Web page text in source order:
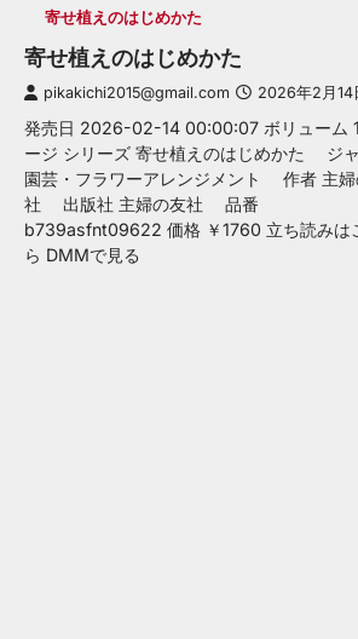
寄せ植えのはじめかた
寄せ植えのはじめかた
pikakichi2015@gmail.com 2026年2月14
発売日 2026-02-14 00:00:07 ボリューム
ージ シリーズ 寄せ植えのはじめかた ジ
園芸・フラワーアレンジメント 作者 主婦
社 出版社 主婦の友社 品番
b739asfnt09622 価格 ￥1760 立ち読みは
ら DMMで見る